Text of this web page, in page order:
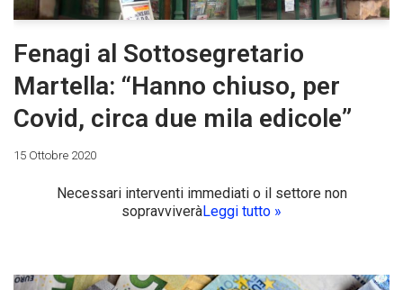
Fenagi al Sottosegretario
Martella: “Hanno chiuso, per
Covid, circa due mila edicole”
15 Ottobre 2020
Necessari interventi immediati o il settore non
sopravviveràLeggi tutto »